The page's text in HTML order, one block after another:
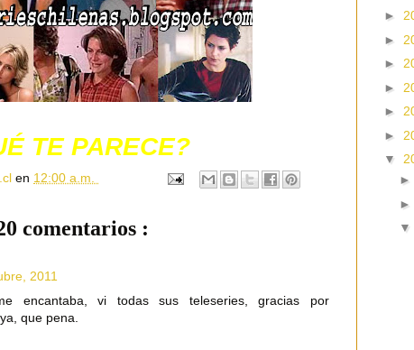
TE PARECE?
en 12:00 a.m.
comentarios :
2011
encantaba, vi todas sus teleseries, gracias por
que pena.
►
►
►
►
►
►
▼
►
►
▼